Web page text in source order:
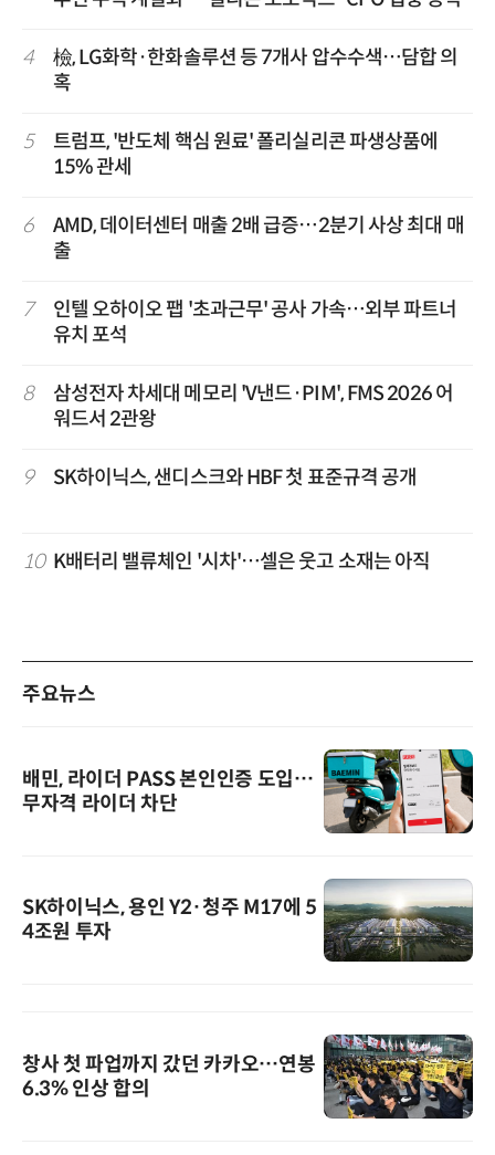
4
檢, LG화학·한화솔루션 등 7개사 압수수색…담합 의
혹
5
트럼프, '반도체 핵심 원료' 폴리실리콘 파생상품에
15% 관세
6
AMD, 데이터센터 매출 2배 급증…2분기 사상 최대 매
출
7
인텔 오하이오 팹 '초과근무' 공사 가속…외부 파트너
유치 포석
8
삼성전자 차세대 메모리 'V낸드·PIM', FMS 2026 어
워드서 2관왕
9 SK하이닉스, 샌디스크와 HBF 첫 표준규격 공개
10 K배터리 밸류체인 '시차'…셀은 웃고 소재는 아직
주요뉴스
배민, 라이더 PASS 본인인증 도입…
무자격 라이더 차단
SK하이닉스, 용인 Y2·청주 M17에 5
4조원 투자
창사 첫 파업까지 갔던 카카오…연봉
6.3% 인상 합의